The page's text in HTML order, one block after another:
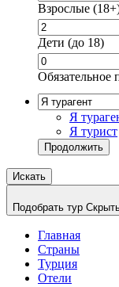
Взрослые
Дети (до 18)
Обязательное
Я
Я турист
Продолжить
Искать
Подобрать тур
Главная
Страны
Турция
Отели